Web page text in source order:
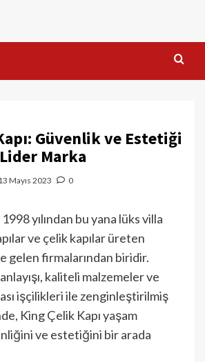
Güvenlik ve Estetiği
Marka
Mayıs 2023 0
yılından bu yana lüks villa
ve çelik kapılar üreten
gelen firmalarından biridir.
kaliteli malzemeler ve
işçilikleri ile zenginleştirilmiş
King Çelik Kapı yaşam
ve estetiğini bir arada